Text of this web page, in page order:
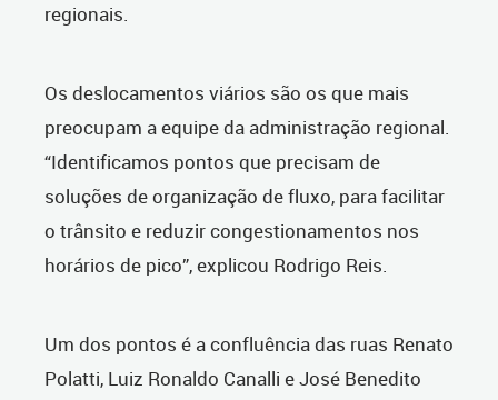
regionais.
Os deslocamentos viários são os que mais
preocupam a equipe da administração regional.
“Identificamos pontos que precisam de
soluções de organização de fluxo, para facilitar
o trânsito e reduzir congestionamentos nos
horários de pico”, explicou Rodrigo Reis.
Um dos pontos é a confluência das ruas Renato
Polatti, Luiz Ronaldo Canalli e José Benedito